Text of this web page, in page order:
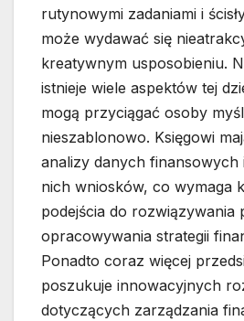
rutynowymi zadaniami i
może wydawać się
kreatywnym usposobieniu.
istnieje wiele aspektów tej
mogą przyciągać osoby
nieszablonowo. Księgowi
analizy danych finansowych
nich wniosków, co wymaga
podejścia do rozwiązywania
opracowywania strategii
Ponadto coraz więcej
poszukuje innowacyjnych
dotyczących zarządzania